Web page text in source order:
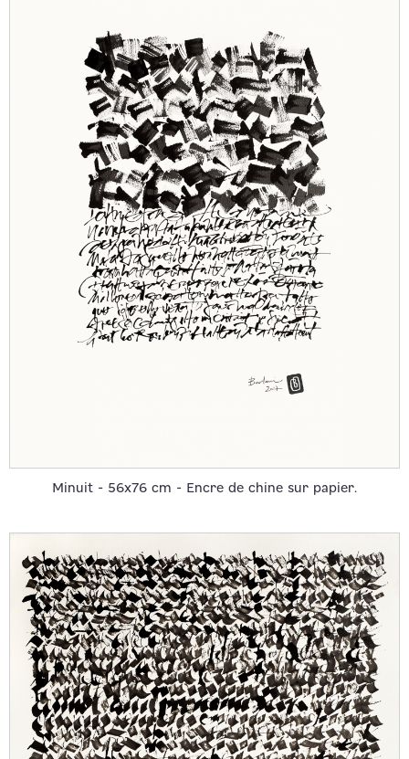
Minuit - 56x76 cm - Encre de chine sur papier.